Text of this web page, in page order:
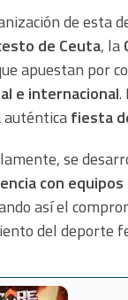
de esta
de Ceuta, la
apuestan por
e internacional.
auténticafiesta
se
con equipos
así el
del deporte